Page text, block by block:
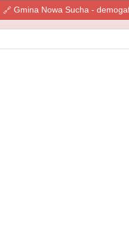
Gmina Nowa Sucha -